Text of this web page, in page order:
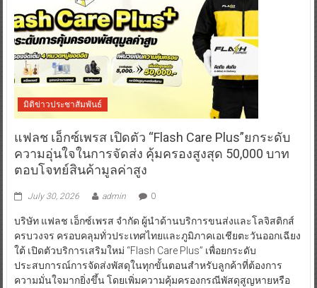
มิติข่าวประชาสัมพันธ์
แฟลช เอ็กซ์เพรส เปิดตัว “Flash Care Plus”ยกระดับ
ความอุ่นใจในการจัดส่ง คุ้มครองสูงสุด 50,000 บาท
ตอบโจทย์สินค้ามูลค่าสูง
July 30, 2026 admin 0
บริษัท แฟลช เอ็กซ์เพรส จำกัด ผู้นำด้านบริการขนส่งและโลจิสติกส์
ครบวงจร ครอบคลุมทั่วประเทศไทยและภูมิภาคเอเชียตะวันออกเฉียง
ใต้ เปิดตัวบริการเสริมใหม่ “Flash Care Plus” เพื่อยกระดับ
ประสบการณ์การจัดส่งพัสดุในทุกขั้นตอนสำหรับลูกค้าที่ต้องการ
ความมั่นใจมากยิ่งขึ้น โดยเพิ่มความคุ้มครองกรณีพัสดุสูญหายหรือ